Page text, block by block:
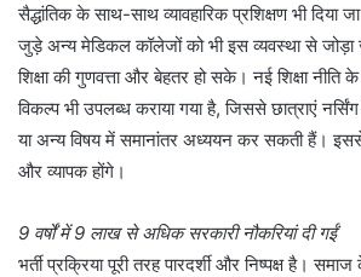
सैद्धांतिक के साथ-साथ व्यावहारिक प्रशिक्षण भी दिया
जुड़े अन्य मेडिकल कॉलेजों को भी इस व्यवस्था से जोड़ा
शिक्षा की गुणवत्ता और बेहतर हो सके। नई शिक्षा
विकल्प भी उपलब्ध कराया गया है, जिससे छात्राएं
या अन्य विषय में समानांतर अध्ययन कर सकती हैं।
और व्यापक होंगे।
9 वर्षों में 9 लाख से अधिक सरकारी नौकरियां दी गईं
भर्ती प्रक्रिया पूरी तरह पारदर्शी और निष्पक्ष है।